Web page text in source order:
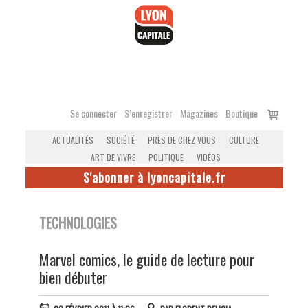
Se connecter S’enregistrer Magazines Boutique
Voir
ACTUALITÉS SOCIÉTÉ PRÈS DE CHEZ VOUS
CULTURE
ART DE VIVRE
POLITIQUE VIDÉOS
S'abonner à lyoncapitale.fr
TECHNOLOGIES
Marvel comics, le guide de lecture pour
bien débuter